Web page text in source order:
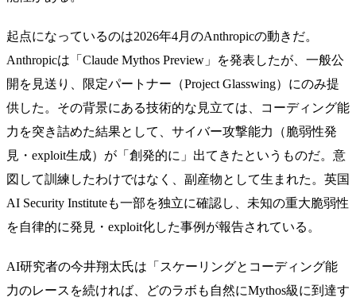
起点になっているのは2026年4月のAnthropicの動きだ。
Anthropicは「Claude Mythos Preview」を発表したが、一般公
開を見送り、限定パートナー（Project Glasswing）にのみ提
供した。その背景にある技術的な見立ては、コーディング能
力を突き詰めた結果として、サイバー攻撃能力（脆弱性発
見・exploit生成）が「創発的に」出てきたというものだ。意
図して訓練したわけではなく、副産物として生まれた。英国
AI Security Instituteも一部を独立に確認し、未知の重大脆弱性
を自律的に発見・exploit化した事例が報告されている。
AI研究者の今井翔太氏は「スケーリングとコーディング能
力のレースを続ければ、どのラボも自然にMythos級に到達す